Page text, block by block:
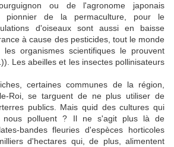
ou de l'agronome japonais
pionnier de la permaculture, pour le
d'oiseaux sont aussi en baisse
à cause des pesticides, tout le monde
organismes scientifiques le prouvent
Les abeilles et les insectes pollinisateurs
certaines communes de la région,
Roi, se targuent de ne plus utiliser de
publics. Mais quid des cultures qui
nous polluent ? Il ne s'agit plus là de
bandes fleuries d'espèces horticoles
d'hectares qui, de plus, alimentent